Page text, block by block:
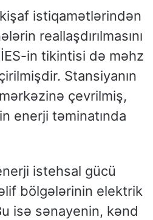
istiqamətlərindən
reallaşdırılmasını
in tikintisi də məhz
Stansiyanın
çevrilmiş,
enerji təminatında
istehsal gücü
bölgələrinin elektrik
isə sənayenin, kənd